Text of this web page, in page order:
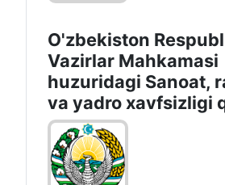
O'zbekiston
Vazirlar Mahkamasi
huzuridagi Sanoat,
va yadro xavfsizligi